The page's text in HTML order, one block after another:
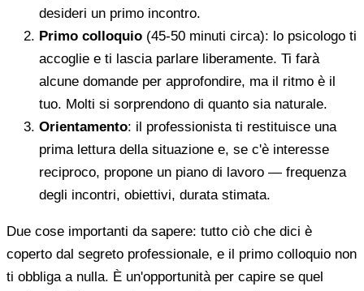
desideri un primo incontro.
Primo colloquio (45-50 minuti circa): lo psicologo ti
accoglie e ti lascia parlare liberamente. Ti farà
alcune domande per approfondire, ma il ritmo è il
tuo. Molti si sorprendono di quanto sia naturale.
Orientamento: il professionista ti restituisce una
prima lettura della situazione e, se c'è interesse
reciproco, propone un piano di lavoro — frequenza
degli incontri, obiettivi, durata stimata.
Due cose importanti da sapere: tutto ciò che dici è
coperto dal segreto professionale, e il primo colloquio non
ti obbliga a nulla. È un'opportunità per capire se quel